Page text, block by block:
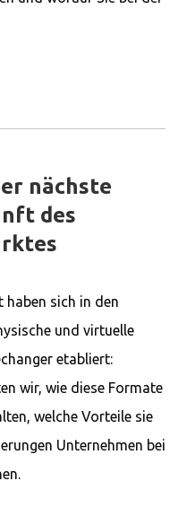
nächste
des
sich in den
und virtuelle
etabliert:
wir, wie diese Formate
welche Vorteile sie
Unternehmen bei